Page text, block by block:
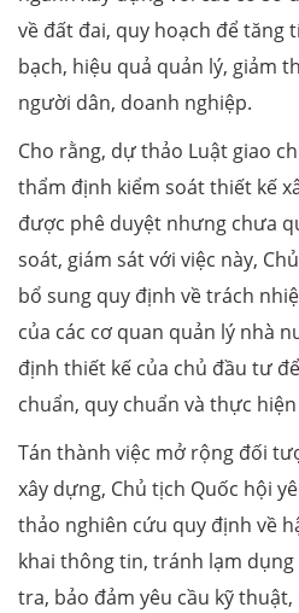
về đất đai, quy hoạch để tăng
bạch, hiệu quả quản lý, giảm
người dân, doanh nghiệp.
Cho rằng, dự thảo Luật giao
thẩm định kiểm soát thiết kế
được phê duyệt nhưng chưa
soát, giám sát với việc này,
bổ sung quy định về trách
của các cơ quan quản lý nhà
định thiết kế của chủ đầu tư
chuẩn, quy chuẩn và thực
Tán thành việc mở rộng đối
xây dựng, Chủ tịch Quốc hội
thảo nghiên cứu quy định về
khai thông tin, tránh lạm
tra, bảo đảm yêu cầu kỹ